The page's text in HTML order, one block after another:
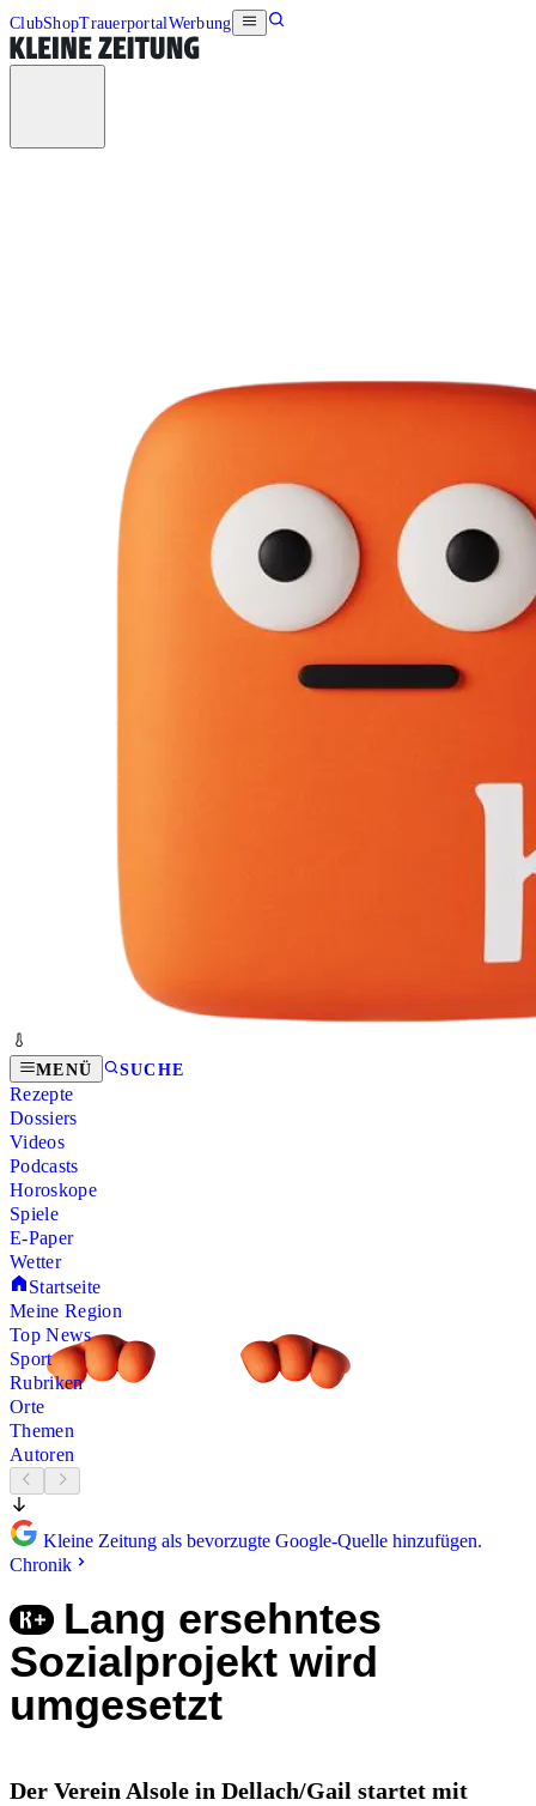
ClubShopTrauerportalWerbung
MENÜ SUCHE
Rezepte
Dossiers
Videos
Podcasts
Horoskope
Spiele
E-Paper
Wetter
Startseite
Meine Region
Top News
Sport
Rubriken
Orte
Themen
Autoren
Kleine Zeitung als bevorzugte Google-Quelle hinzufügen.
Chronik
Lang ersehntes
Sozialprojekt wird
umgesetzt
Der Verein Alsole in Dellach/Gail startet mit